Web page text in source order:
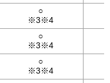
○
※3※4
○
※3※4
○
※3※4